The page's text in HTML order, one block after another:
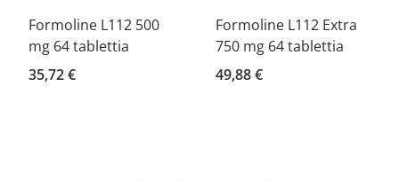
Formoline L112 500
mg 64 tablettia
35,72 €
Formoline L112 Extra
750 mg 64 tablettia
49,88 €